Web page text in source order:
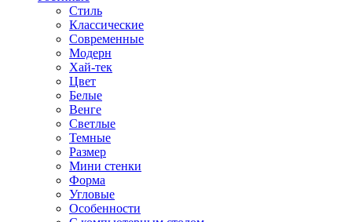
Стиль
Классические
Современные
Модерн
Хай-тек
Цвет
Белые
Венге
Светлые
Темные
Размер
Мини стенки
Форма
Угловые
Особенности